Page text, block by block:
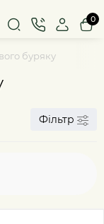
0
буряку
Фільтр